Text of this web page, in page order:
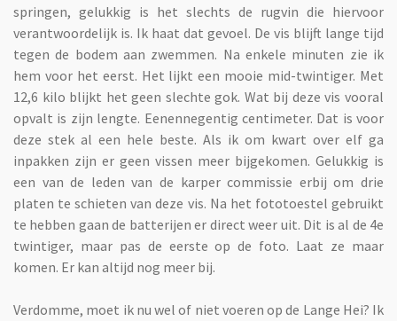
springen, gelukkig is het slechts de rugvin die hiervoor
verantwoordelijk is. Ik haat dat gevoel. De vis blijft lange tijd
tegen de bodem aan zwemmen. Na enkele minuten zie ik
hem voor het eerst. Het lijkt een mooie mid-twintiger. Met
12,6 kilo blijkt het geen slechte gok. Wat bij deze vis vooral
opvalt is zijn lengte. Eenennegentig centimeter. Dat is voor
deze stek al een hele beste. Als ik om kwart over elf ga
inpakken zijn er geen vissen meer bijgekomen. Gelukkig is
een van de leden van de karper commissie erbij om drie
platen te schieten van deze vis. Na het fototoestel gebruikt
te hebben gaan de batterijen er direct weer uit. Dit is al de 4e
twintiger, maar pas de eerste op de foto. Laat ze maar
komen. Er kan altijd nog meer bij.
Verdomme, moet ik nu wel of niet voeren op de Lange Hei? Ik